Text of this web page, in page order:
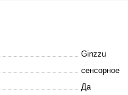
Ginzzu
сенсорное
Да